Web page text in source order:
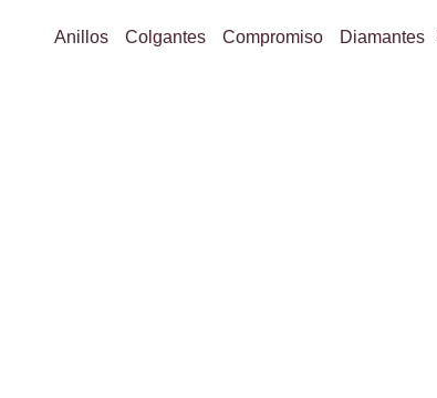
Anillos Colgantes Compromiso Diamantes